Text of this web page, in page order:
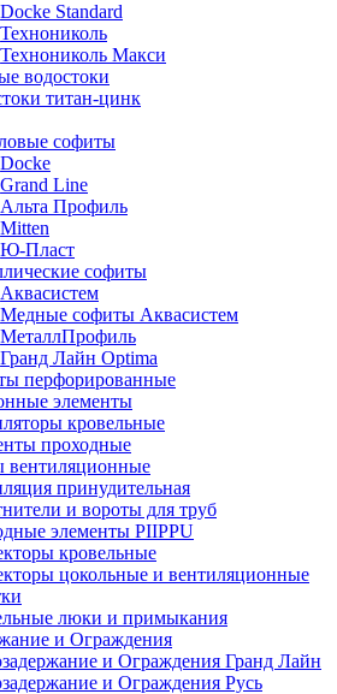
Docke Standard
Технониколь
Технониколь Макси
водостоки
титан-цинк
софиты
Docke
Grand Line
Альта Профиль
Mitten
Ю-Пласт
софиты
Аквасистем
Медные софиты Аквасистем
МеталлПрофиль
Гранд Лайн Optima
перфорированные
элементы
кровельные
проходные
вентиляционные
принудительная
и вороты для труб
элементы PIIPPU
кровельные
цокольные и вентиляционные
люки и примыкания
и Ограждения
и Ограждения Гранд Лайн
и Ограждения Русь